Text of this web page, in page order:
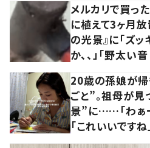
メルカリで買っ
に植えて3ヶ月
の光景』に「ズ
か、、」「野太い音
20歳の孫娘が
ごと”。祖母が
景”に……「わぁー
「これいいですね